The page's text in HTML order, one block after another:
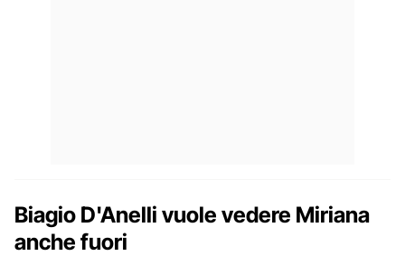
Biagio D'Anelli vuole vedere Miriana
anche fuori